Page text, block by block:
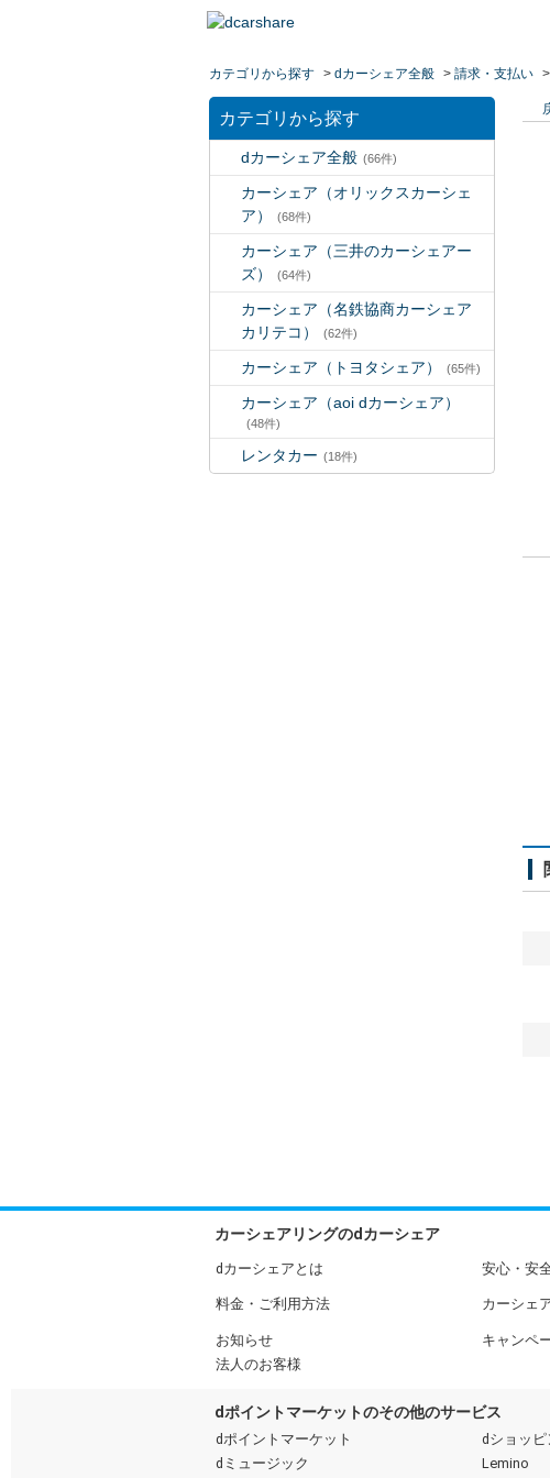
カテゴリから探す > dカーシェア全般 > 請求・支払い >
カテゴリから探す
dカーシェア全般 (66件)
カーシェア（オリックスカーシェ
ア）
(68件)
カーシェア（三井のカーシェアー
ズ）
(64件)
カーシェア（名鉄協商カーシェア
カリテコ）
(62件)
カーシェア（トヨタシェア） (65件)
カーシェア（aoi dカーシェア）
(48件)
レンタカー (18件)
カーシェアリングのdカーシェア
dカーシェアとは 安心・安
料金・ご利用方法 カーシェ
お知らせ キャンペ
法人のお客様
dポイントマーケットのその他のサービス
dポイントマーケット dショッピ
dミュージック
Lemino